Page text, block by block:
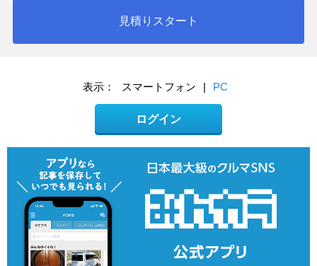
見積りスタート
表示： スマートフォン | PC
ログイン